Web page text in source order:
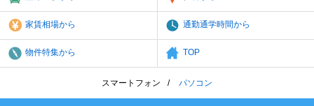
家賃相場から 通勤通学時間から
物件特集から TOP
スマートフォン パソコン